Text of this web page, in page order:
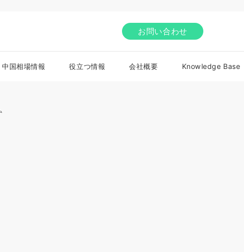
お問い合わせ
中国相場情報 役立つ情報 会社概要 Knowledge Base